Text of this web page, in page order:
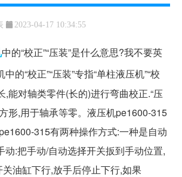
2023-04-17 10:34:55
中的“校正”“压装”是什么意思?我不要英
中的“校正”“压装”专指“单柱液压机”“校
,能对轴类零件(长的)进行弯曲校正.“压
形,用于轴承等零。液压机pe1600-315
315有两种操作方式:一种是自动
动:把手动/自动选择开关扳到手动位置,
油缸下行,放手后停止下行,如果